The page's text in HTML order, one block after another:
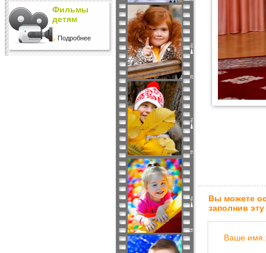
Фильмы
детям
Подробнее
Вы можете
заполнив
Ваше имя: